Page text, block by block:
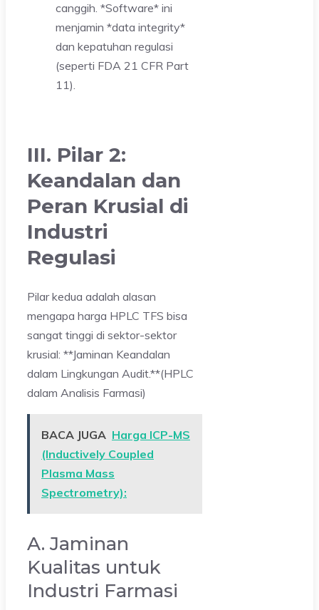
canggih. *Software* ini
menjamin *data integrity*
dan kepatuhan regulasi
(seperti FDA 21 CFR Part
11).
III. Pilar 2:
Keandalan dan
Peran Krusial di
Industri
Regulasi
Pilar kedua adalah alasan
mengapa harga HPLC TFS bisa
sangat tinggi di sektor-sektor
krusial: **Jaminan Keandalan
dalam Lingkungan Audit.**(HPLC
dalam Analisis Farmasi)
BACA JUGA Harga ICP-MS
(Inductively Coupled
Plasma Mass
Spectrometry):
A. Jaminan
Kualitas untuk
Industri Farmasi